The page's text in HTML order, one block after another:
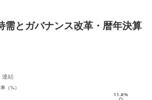
需とガバナンス改革・暦年決算
連結
（%）